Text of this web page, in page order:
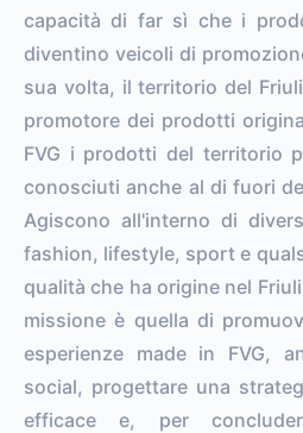
capacità di far sì che i
diventino veicoli di
sua volta, il territorio del
promotore dei prodotti
FVG i prodotti del territorio
conosciuti anche al di fuori
Agiscono all'interno di
fashion, lifestyle, sport e
qualità che ha origine nel
missione è quella di
esperienze made in FVG,
social, progettare una
efficace e, per